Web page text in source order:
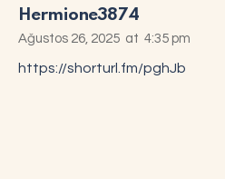
Hermione3874
Ağustos 26, 2025 at 4:35 pm
https://shorturl.fm/pghJb